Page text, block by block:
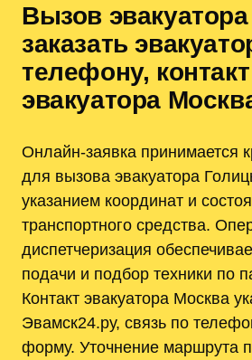
Вызов
заказать
телефону, контакт
эвакуатора
Онлайн-заявка принимается
для вызова эвакуатора
указанием координат и
транспортного средства.
диспетчеризация
подачи и подбор техники по
Контакт эвакуатора Москва
Эвамск24.ру, связь по
форму. Уточнение маршрута